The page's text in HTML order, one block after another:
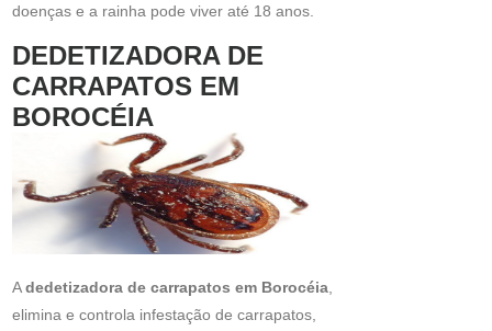
doenças e a rainha pode viver até 18 anos.
DEDETIZADORA DE
CARRAPATOS EM
BOROCÉIA
Adedetizadora de carrapatos em Borocéia
elimina e controla infestação de carrapatos,